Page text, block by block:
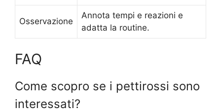
Osservazione
Annota tempi e reazioni e
adatta la routine.
FAQ
Come scopro se i pettirossi sono
interessati?